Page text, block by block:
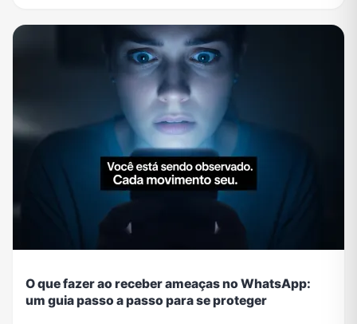
O que fazer ao receber ameaças no WhatsApp:
um guia passo a passo para se proteger